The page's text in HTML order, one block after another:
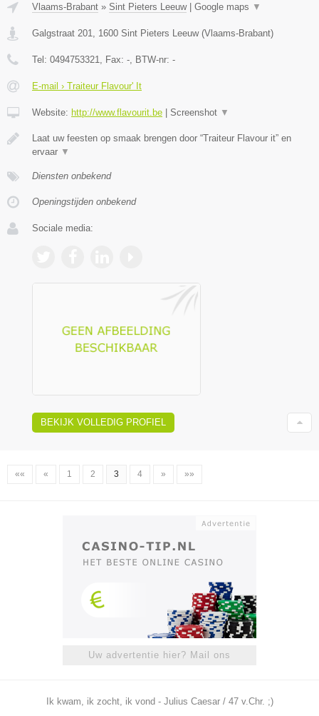
Vlaams-Brabant » Sint Pieters Leeuw| Google maps ▼
Galgstraat 201 1600 Sint Pieters Leeuw(Vlaams-Brabant)
Tel: 0494753321 , Fax: - , BTW-nr: -
E-mail › Traiteur Flavour' It
Website: http://www.flavourit.be | Screenshot ▼
Laat uw feesten op smaak brengen door “Traiteur Flavour it” en
ervaar ▼
Diensten onbekend
Openingstijden onbekend
Sociale media:
BEKIJK VOLLEDIG PROFIEL
«« « 1 2 3 4 » »»
Uw advertentie hier? Mail ons
Ik kwam, ik zocht, ik vond - Julius Caesar / 47 v.Chr. ;)